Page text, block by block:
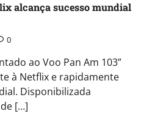
alcança sucesso mundial
0
ao Voo Pan Am 103”
à Netflix e rapidamente
Disponibilizada
[…]